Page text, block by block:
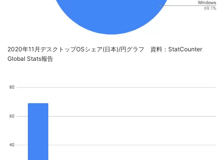
2020年11月デスクトップOSシェア(日本)/円グラフ 資料：StatCounter
Global Stats報告